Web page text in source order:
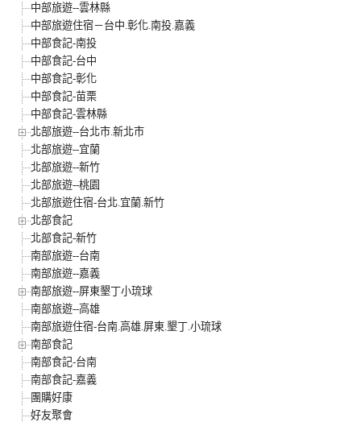
中部旅遊--雲林縣
中部旅遊住宿－台中.彰化.南投.嘉義
中部食記-南投
中部食記-台中
中部食記-彰化
中部食記-苗栗
中部食記-雲林縣
北部旅遊--台北市.新北市
北部旅遊--宜蘭
北部旅遊--新竹
北部旅遊--桃園
北部旅遊住宿-台北.宜蘭.新竹
北部食記
北部食記-新竹
南部旅遊--台南
南部旅遊--嘉義
南部旅遊--屏東墾丁小琉球
南部旅遊--高雄
南部旅遊住宿-台南.高雄.屏東.墾丁.小琉球
南部食記
南部食記-台南
南部食記-嘉義
團購好康
好友聚會